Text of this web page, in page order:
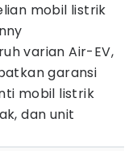
mobil listrik
varian Air-EV,
garansi
mobil listrik
dan unit